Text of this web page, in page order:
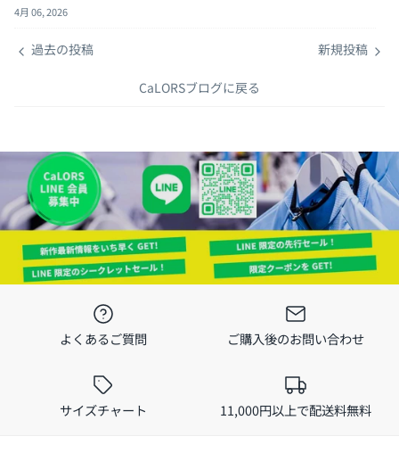
4月 06, 2026
過去の投稿
CaLORSブログに戻る
新規投稿
よくあるご質問 ご購入後のお問い合わせ
サイズチャート 11,000円以上で配送料無料